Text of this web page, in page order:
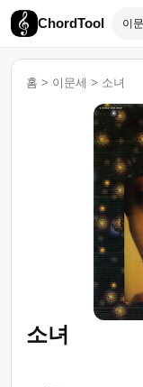
ChordTool
홈 > 이문세 > 소녀
소녀